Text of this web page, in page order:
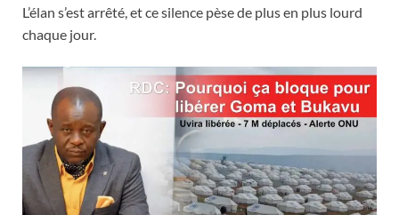
L’élan s’est arrêté, et ce silence pèse de plus en plus lourd
chaque jour.